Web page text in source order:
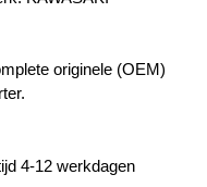
originele (OEM)
4-12 werkdagen